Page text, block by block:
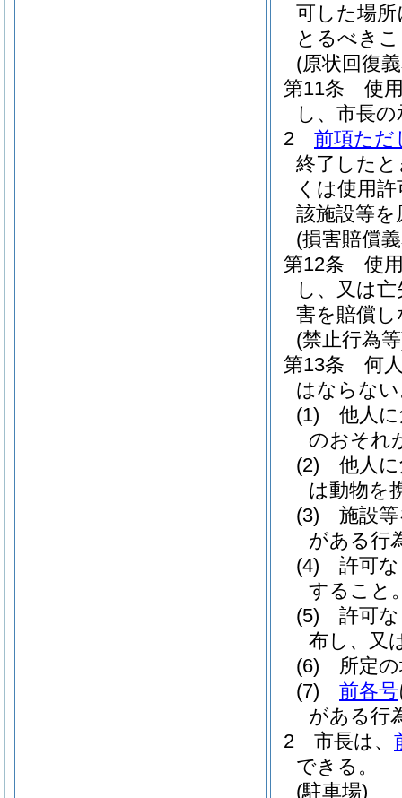
可した場
とるべき
(原状回復
第11条
使
し、市長
2
前項ただ
終了した
くは使用
該施設等
(損害賠償
第12条
使
し、又は
害を賠償
(禁止行為
第13条
何
はならな
(1)
他人
のおそれ
(2)
他人
は動物を
(3)
施設
がある行
(4)
許可
すること
(5)
許可
布し、又
(6)
所定
(7)
前各号
がある行
2
市長は、
できる。
(駐車場)